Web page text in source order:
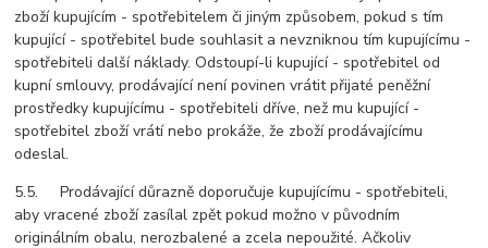
zboží kupujícím - spotřebitelem či jiným způsobem, pokud s tím
kupující - spotřebitel bude souhlasit a nevzniknou tím kupujícímu -
spotřebiteli další náklady. Odstoupí-li kupující - spotřebitel od
kupní smlouvy, prodávající není povinen vrátit přijaté peněžní
prostředky kupujícímu - spotřebiteli dříve, než mu kupující -
spotřebitel zboží vrátí nebo prokáže, že zboží prodávajícímu
odeslal.
5.5. Prodávající důrazně doporučuje kupujícímu - spotřebiteli,
aby vracené zboží zasílal zpět pokud možno v původním
originálním obalu, nerozbalené a zcela nepoužité. Ačkoliv